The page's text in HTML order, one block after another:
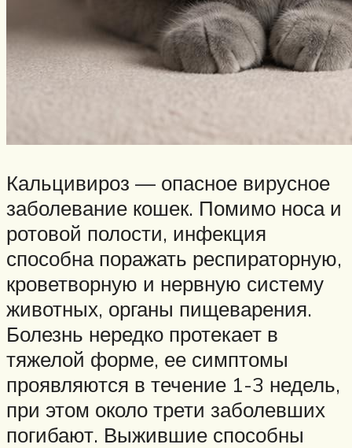
Кальцивироз — опасное вирусное
заболевание кошек. Помимо носа и
ротовой полости, инфекция
способна поражать респираторную,
кроветворную и нервную систему
животных, органы пищеварения.
Болезнь нередко протекает в
тяжелой форме, ее симптомы
проявляются в течение 1-3 недель,
при этом около трети заболевших
погибают. Выжившие способны